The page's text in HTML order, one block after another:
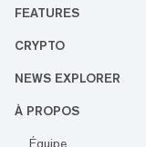
FEATURES
CRYPTO
NEWS EXPLORER
À PROPOS
Équipe